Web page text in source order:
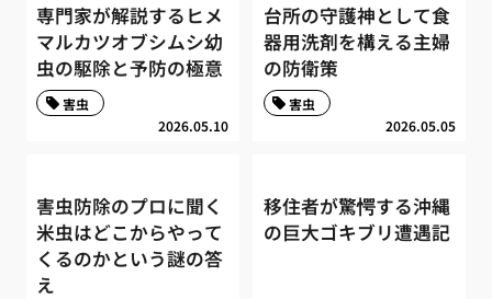
専門家が解説するヒメ
マルカツオブシムシ幼
虫の駆除と予防の極意
2026.05.10
害虫
台所の守護神として食
器用洗剤を構える主婦
の防衛策
2026.05.05
害虫
害虫防除のプロに聞く
米虫はどこからやって
くるのかという謎の答
え
移住者が驚愕する沖縄
の巨大ゴキブリ遭遇記